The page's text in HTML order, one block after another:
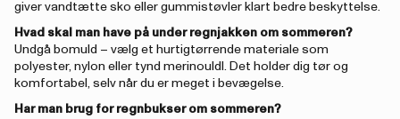
giver vandtætte sko eller gummistøvler klart bedre beskyttelse.
Hvad skal man have på under regnjakken om sommeren?
Undgå bomuld – vælg et hurtigtørrende materiale som
polyester, nylon eller tynd merinouldl. Det holder dig tør og
komfortabel, selv når du er meget i bevægelse.
Har man brug for regnbukser om sommeren?